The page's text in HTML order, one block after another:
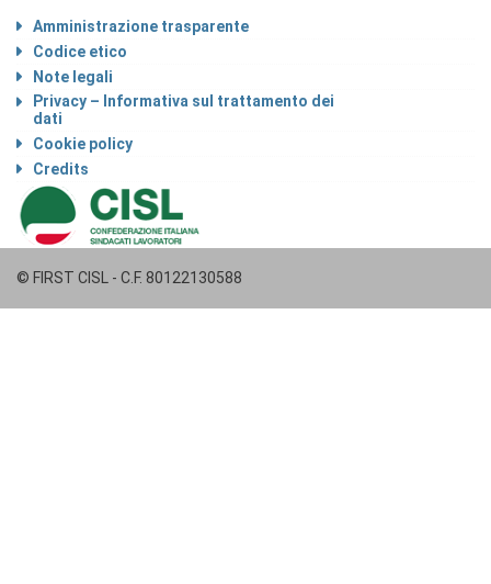
Amministrazione trasparente
Codice etico
Note legali
Privacy – Informativa sul trattamento dei
dati
Cookie policy
Credits
© FIRST CISL - C.F. 80122130588